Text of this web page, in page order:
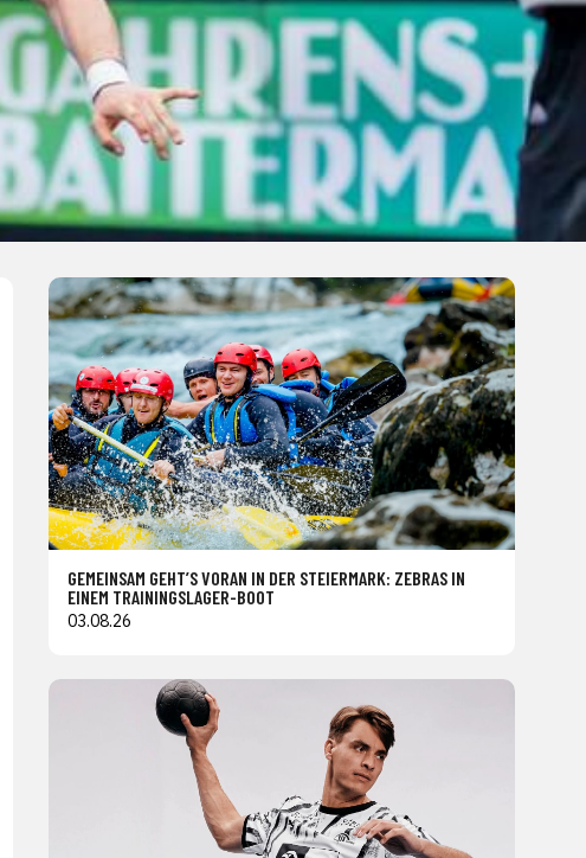
GEMEINSAM GEHT’S VORAN IN DER STEIERMARK: ZEBRAS IN
EINEM TRAININGSLAGER-BOOT
03.08.26